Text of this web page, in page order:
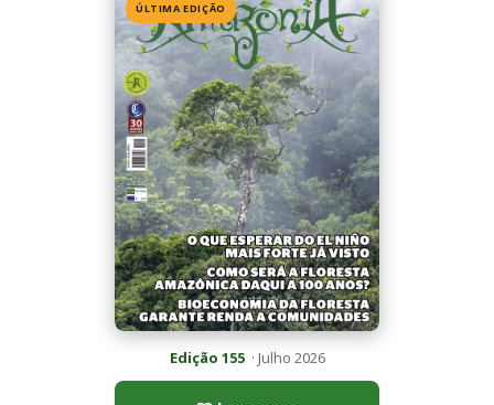
📖 Ler agora
Mais lidas da semana